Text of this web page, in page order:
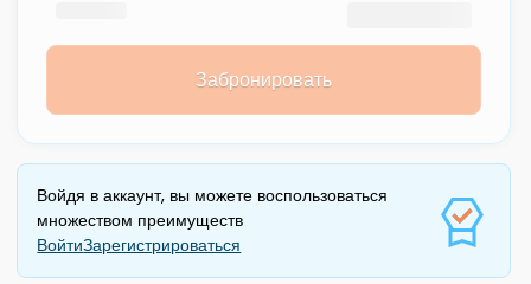
Забронировать
Войдя в аккаунт, вы можете воспользоваться
множеством преимуществ
ВойтиЗарегистрироваться